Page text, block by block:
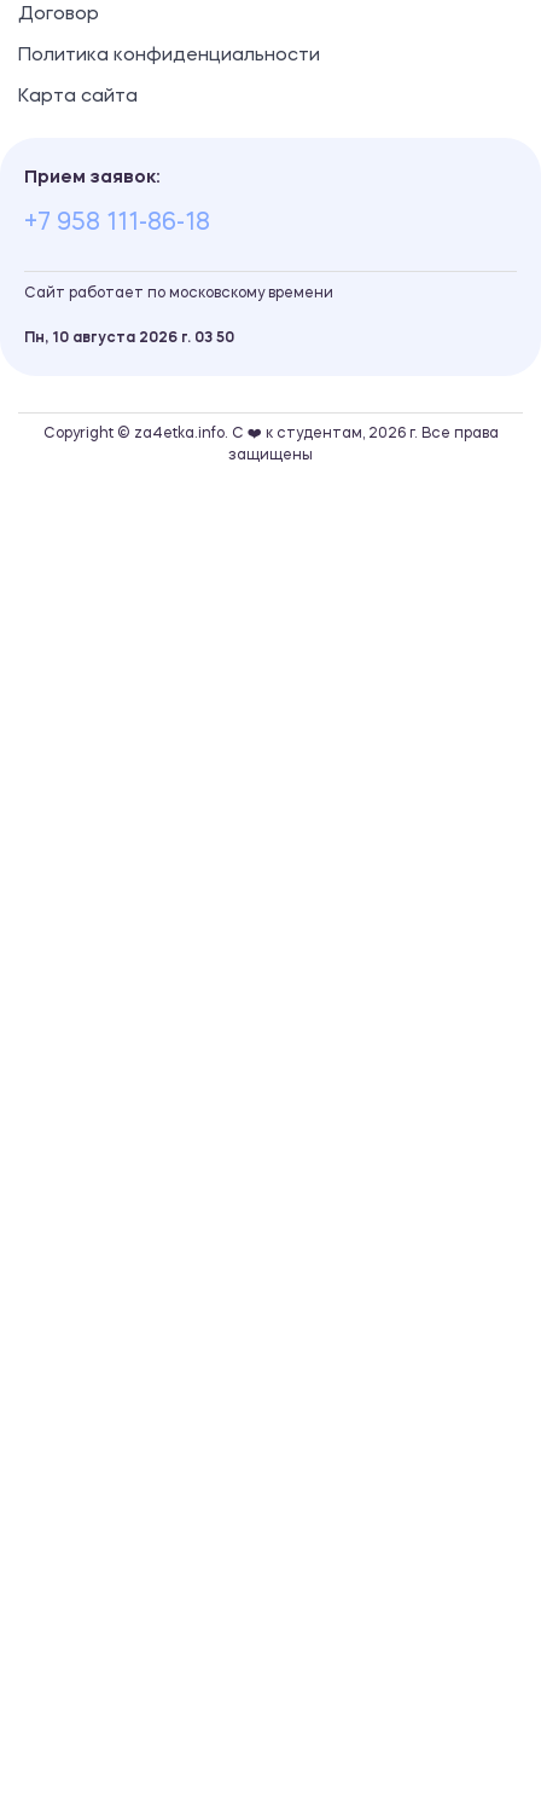
Договор
Политика конфиденциальности
Карта сайта
Прием заявок:
+7 958 111-86-18
Сайт работает по московскому времени
Пн, 10 августа 2026 г. 03 50
Copyright © za4etka.info. С ❤️ к студентам, 2026 г. Все права
защищены